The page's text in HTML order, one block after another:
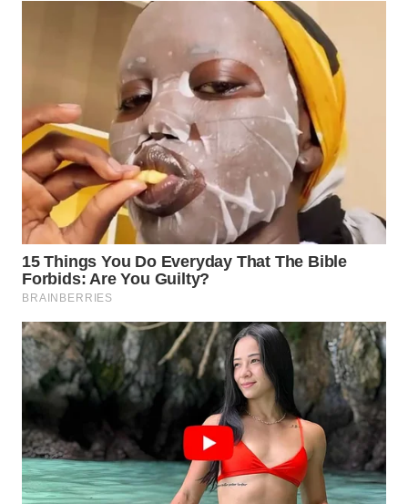
WN
SUMEDANG
WN
CIANJUR
WN
KEPULAUAN
SERIBU
WN
TANGERANG
WN
WN
CIREBON